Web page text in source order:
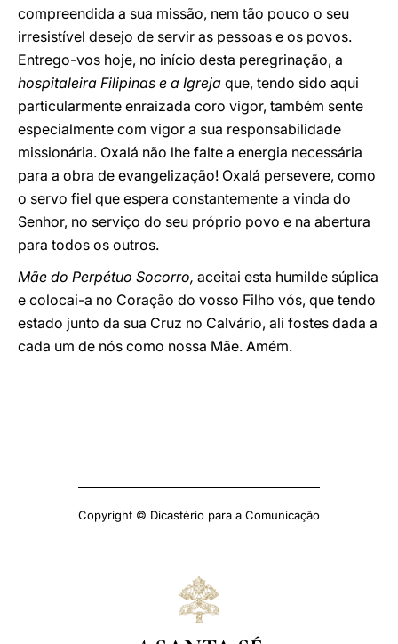
compreendida a sua missão, nem tão pouco o seu
irresistível desejo de servir as pessoas e os povos.
Entrego-vos hoje, no início desta peregrinação, a
hospitaleira Filipinas e a Igreja que, tendo sido aqui
particularmente enraizada coro vigor, também sente
especialmente com vigor a sua responsabilidade
missionária. Oxalá não lhe falte a energia necessária
para a obra de evangelização! Oxalá persevere, como
o servo fiel que espera constantemente a vinda do
Senhor, no serviço do seu próprio povo e na abertura
para todos os outros.
Mãe do Perpétuo Socorro, aceitai esta humilde súplica
e colocai-a no Coração do vosso Filho vós, que tendo
estado junto da sua Cruz no Calvário, ali fostes dada a
cada um de nós como nossa Mãe. Amém.
Copyright © Dicastério para a Comunicação